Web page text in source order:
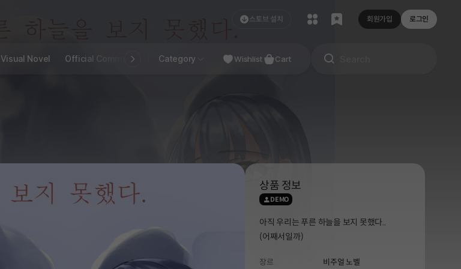
스토브 설치 회원가입 로그인
Visual Novel Official Community STOVE INDIE Studio
Category Wishlist Cart
상품 정보
DEMO
아직 우리는 푸른 하늘을 보지 못했다..
(어째서일까)
장르 비주얼 노벨